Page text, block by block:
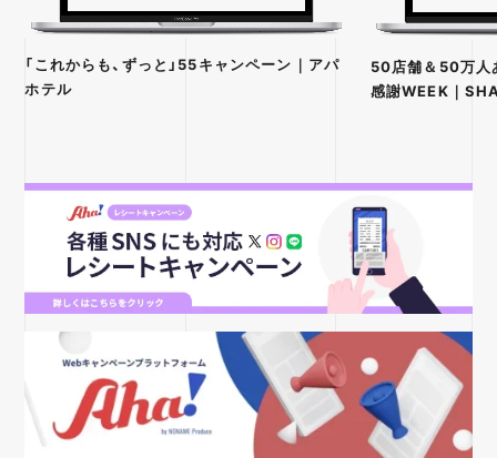
「これからも、ずっと」55キャンペーン｜アパ
ホテル
50店舗＆50万人
感謝WEEK｜